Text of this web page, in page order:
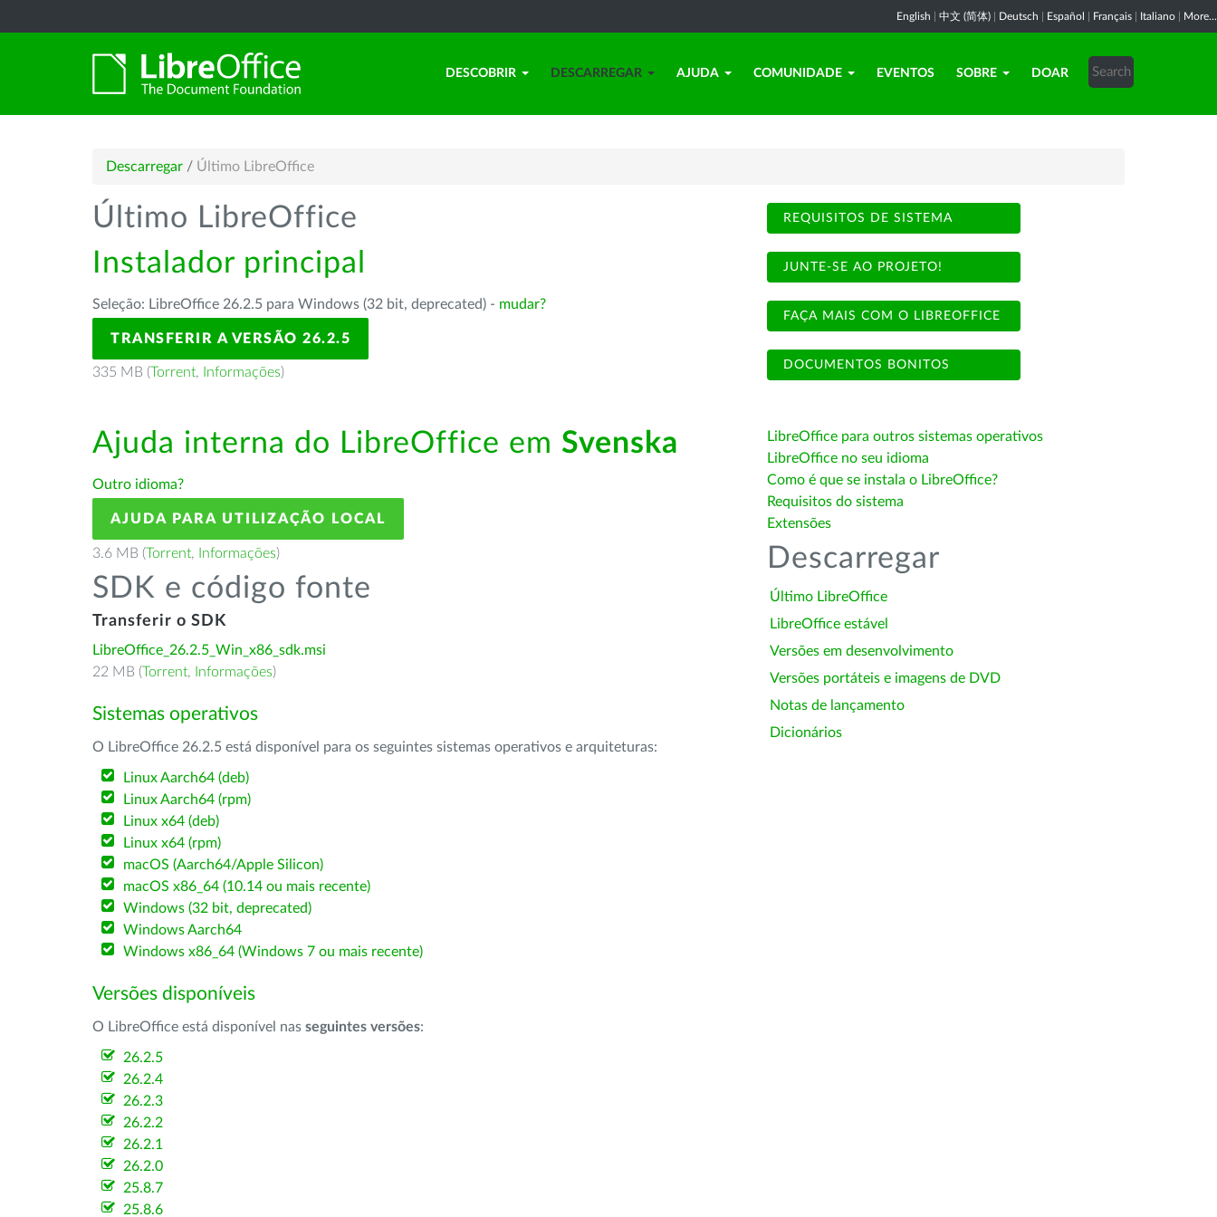
English 中文 (简体) Deutsch Español Français Italiano More...
DESCOBRIR DESCARREGAR AJUDA COMUNIDADE EVENTOS SOBRE DOAR
Descarregar / Último LibreOffice
Último LibreOffice
Instalador principal
Seleção: LibreOffice 26.2.5 para Windows (32 bit, deprecated) - mudar?
TRANSFERIR A VERSÃO 26.2.5
335 MB (Torrent, Informações)
Ajuda interna do LibreOffice em Svenska
Outro idioma?
AJUDA PARA UTILIZAÇÃO LOCAL
3.6 MB (Torrent, Informações)
SDK e código fonte
Transferir o SDK
LibreOffice_26.2.5_Win_x86_sdk.msi
22 MB (Torrent, Informações)
Sistemas operativos
O LibreOffice 26.2.5 está disponível para os seguintes sistemas operativos e arquiteturas:
Linux Aarch64 (deb)
Linux Aarch64 (rpm)
Linux x64 (deb)
Linux x64 (rpm)
macOS (Aarch64/Apple Silicon)
macOS x86_64 (10.14 ou mais recente)
Windows (32 bit, deprecated)
Windows Aarch64
Windows x86_64 (Windows 7 ou mais recente)
Versões disponíveis
O LibreOffice está disponível nas seguintes versões:
26.2.5
26.2.4
26.2.3
26.2.2
26.2.1
26.2.0
25.8.7
25.8.6
REQUISITOS DE SISTEMA
JUNTE-SE AO PROJETO!
FAÇA MAIS COM O LIBREOFFICE
DOCUMENTOS BONITOS
LibreOffice para outros sistemas operativos
LibreOffice no seu idioma
Como é que se instala o LibreOffice?
Requisitos do sistema
Extensões
Descarregar
Último LibreOffice
LibreOffice estável
Versões em desenvolvimento
Versões portáteis e imagens de DVD
Notas de lançamento
Dicionários